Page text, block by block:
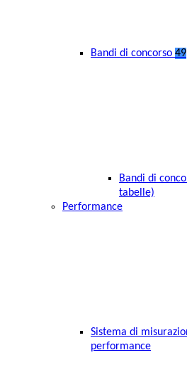
Bandi di concorso 49
Bandi di
tabelle)
Performance
Sistema di
performance